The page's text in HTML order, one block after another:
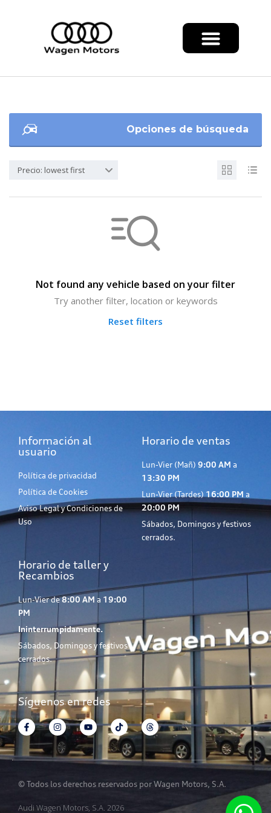
Opciones de búsqueda
Precio: lowest first
Not found any vehicle based on your filter
Try another filter, location or keywords
Reset filters
Información al
usuario
Política de privacidad
Política de Cookies
Aviso Legal y Condiciones de
Uso
Horario de ventas
Lun-Vier (Mañ) 9:00 AM a
13:30 PM
Lun-Vier (Tardes) 16:00 PM a
20:00 PM
Sábados, Domingos y festivos
cerrados.
Horario de taller y
Recambios
Lun-Vier de8:00 AM a 19:00
PM
Ininterrumpidamente.
Sábados, Domingos y festivos
cerrados.
Síguenos en redes
© Todos los derechos reservados por Wagen Motors, S.A.
Audi Wagen Motors, S.A. 2026